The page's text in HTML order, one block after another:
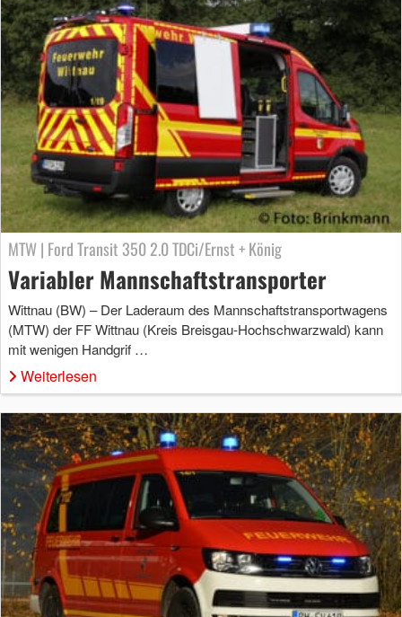
MTW | Ford Transit 350 2.0 TDCi/Ernst + König
Variabler Mannschaftstransporter
Wittnau (BW) – Der Laderaum des Mannschaftstransportwagens
(MTW) der FF Wittnau (Kreis Breisgau-Hochschwarzwald) kann
mit wenigen Handgrif …
Weiterlesen